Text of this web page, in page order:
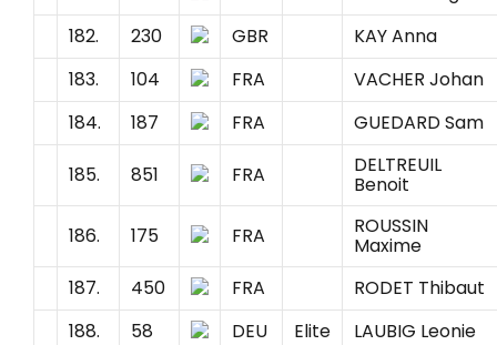
182.
230 GBR
KAY Anna
183.
104 FRA
VACHER Johan
184.
187 FRA GUEDARD Sam
185. 851 FRA DELTREUIL
Benoit
186.
175 FRA ROUSSIN
Maxime
187.
450 FRA
RODET Thibaut
188.
58 DEU Elite
LAUBIG Leonie